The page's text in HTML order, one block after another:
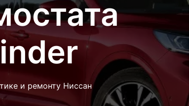
и ремонту Ниссан